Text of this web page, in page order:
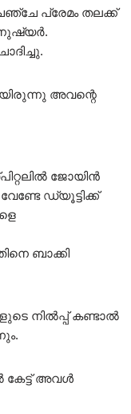
പ്രേമം തലക്ക്
അവന്റെ
ജോയിൻ
ഡ്യൂട്ടിക്ക്
ബാക്കി
നിൽപ്പ് കണ്ടാൽ
കേട്ട് അവൾ